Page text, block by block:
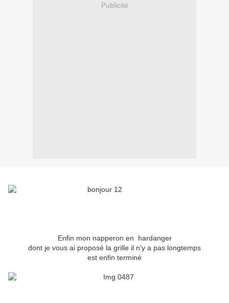
Publicité
Enfin mon napperon en hardanger
dont je vous ai proposé la grille il n'y a pas longtemps
est enfin terminé